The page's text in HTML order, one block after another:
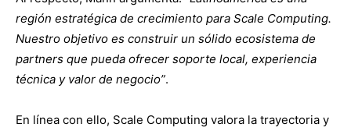
región estratégica de crecimiento para Scale Computing.
Nuestro objetivo es construir un sólido ecosistema de
partners que pueda ofrecer soporte local, experiencia
técnica y valor de negocio”.
En línea con ello, Scale Computing valora la trayectoria y